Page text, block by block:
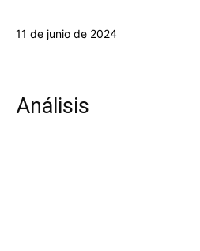
11 de junio de 2024
Análisis